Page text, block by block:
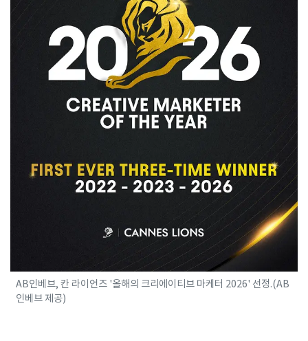
AB인베브, 칸 라이언즈 '올해의 크리에이티브 마케터 2026' 선정.(AB
인베브 제공)